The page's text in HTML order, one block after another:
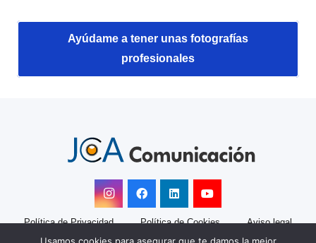
Ayúdame a tener unas fotografías
profesionales
Política de Privacidad Política de Cookies Aviso legal